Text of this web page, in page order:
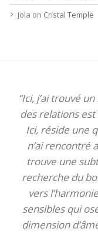
Jola on Cristal Temple
“Ici, j’ai trouvé
des relations
Ici, réside une
n’ai rencontré
trouve une
recherche du
vers
sensibles qui
dimension